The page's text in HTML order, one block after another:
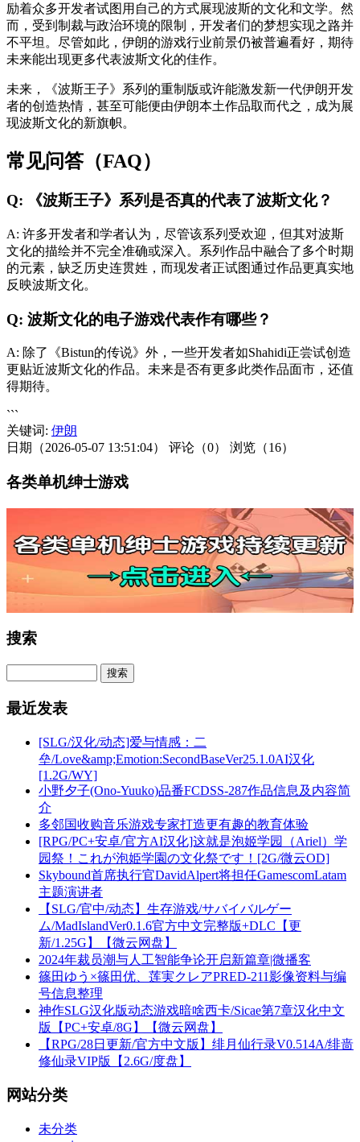
励着众多开发者试图用自己的方式展现波斯的文化和文学。然
而，受到制裁与政治环境的限制，开发者们的梦想实现之路并
不平坦。尽管如此，伊朗的游戏行业前景仍被普遍看好，期待
未来能出现更多代表波斯文化的佳作。
未来，《波斯王子》系列的重制版或许能激发新一代伊朗开发
者的创造热情，甚至可能便由伊朗本土作品取而代之，成为展
现波斯文化的新旗帜。
常见问答（FAQ）
Q: 《波斯王子》系列是否真的代表了波斯文化？
A: 许多开发者和学者认为，尽管该系列受欢迎，但其对波斯
文化的描绘并不完全准确或深入。系列作品中融合了多个时期
的元素，缺乏历史连贯姓，而现发者正试图通过作品更真实地
反映波斯文化。
Q: 波斯文化的电子游戏代表作有哪些？
A: 除了《Bistun的传说》外，一些开发者如Shahidi正尝试创造
更贴近波斯文化的作品。未来是否有更多此类作品面市，还值
得期待。
```
关键词: 伊朗
日期（2026-05-07 13:51:04）
评论（0） 浏览（16）
各类单机绅士游戏
搜索
最近发表
[SLG/汉化/动态]爱与情感：二
垒/Love&amp;Emotion:SecondBaseVer25.1.0AI汉化
[1.2G/WY]
小野夕子(Ono-Yuuko)品番FCDSS-287作品信息及内容简
介
多邻国收购音乐游戏专家打造更有趣的教育体验
[RPG/PC+安卓/官方AI汉化]这就是泡姬学园（Ariel）学
园祭！これが泡姫学園の文化祭です！[2G/微云OD]
Skybound首席执行官DavidAlpert将担任GamescomLatam
主题演讲者
【SLG/官中/动态】生存游戏/サバイバルゲー
ム/MadIslandVer0.1.6官方中文完整版+DLC【更
新/1.25G】【微云网盘】
2024年裁员潮与人工智能争论开启新篇章|微播客
篠田ゆう×篠田优、莲実クレアPRED-211影像资料与编
号信息整理
神作SLG汉化版动态游戏暗啥西卡/Sicae第7章汉化中文
版【PC+安卓/8G】【微云网盘】
【RPG/28日更新/官方中文版】绯月仙行录V0.514A/绯啬
修仙录VIP版【2.6G/度盘】
网站分类
未分类